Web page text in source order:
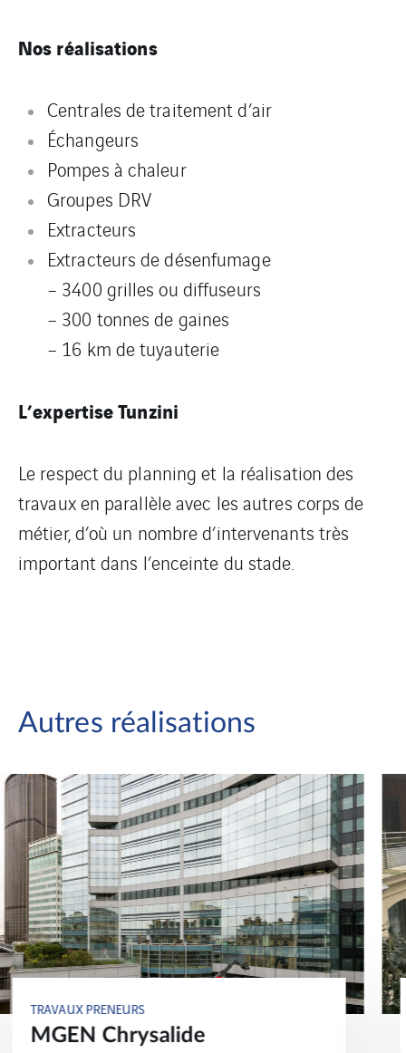
Nos réalisations
Centrales de traitement d’air
Échangeurs
Pompes à chaleur
Groupes DRV
Extracteurs
Extracteurs de désenfumage
– 3400 grilles ou diffuseurs
– 300 tonnes de gaines
– 16 km de tuyauterie
L’expertise Tunzini
Le respect du planning et la réalisation des
travaux en parallèle avec les autres corps de
métier, d’où un nombre d’intervenants très
important dans l’enceinte du stade.
Autres réalisations
TRAVAUX PRENEURS
Baron Neuflize